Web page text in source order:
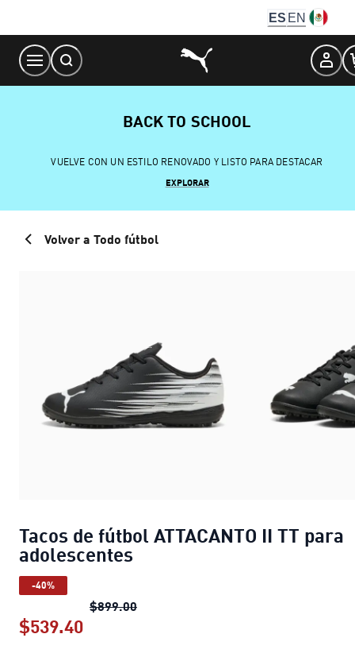
Content
ES EN
BACK TO SCHOOL
VUELVE CON UN ESTILO RENOVADO Y LISTO PARA DESTACAR
EXPLORAR
Volver a Todo fútbol
Tacos de fútbol ATTACANTO II TT para
adolescentes
-40%
$899.00Tacos de fútbol ATTACANTO II TT
$539.40